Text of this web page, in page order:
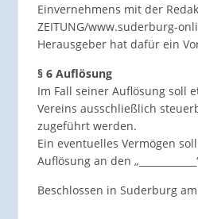
Einvernehmens mit der
ZEITUNG/www.suderburg-
Herausgeber hat dafür ein
§ 6 Auflösung
Im Fall seiner Auflösung soll
Vereins ausschließlich
zugeführt werden.
Ein eventuelles Vermögen
Auflösung an den
Beschlossen in Suderburg